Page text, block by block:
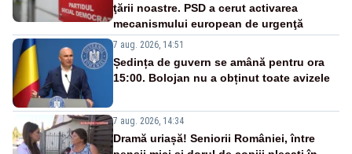
ţării noastre. PSD a cerut activarea
mecanismului european de urgenţă
7 aug. 2026, 14:51
Ședința de guvern se amână pentru ora
15:00. Bolojan nu a obținut toate avizele
7 aug. 2026, 14:34
Dramă uriașă! Seniorii României, între